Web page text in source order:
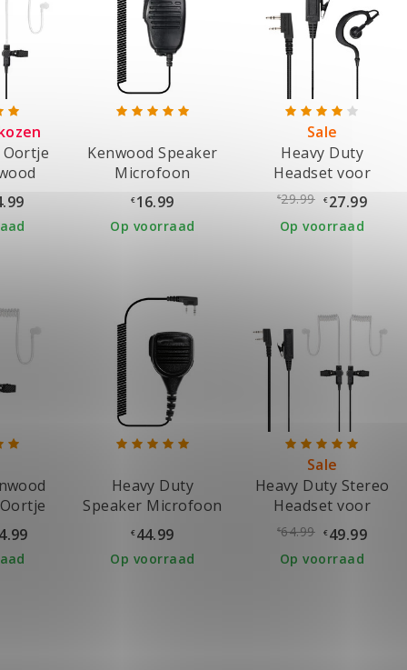
Oortje
Kenwood Speaker
Microfoon
€16.99
Op voorraad
Sale
Heavy Duty
Headset voor
Kenwood
€29.99 €27.99
Op voorraad
Heavy Duty
Speaker Microfoon
voor Kenwood
€44.99
Op voorraad
Sale
Heavy Duty Stereo
Headset voor
Kenwood
€64.99 €49.99
Op voorraad